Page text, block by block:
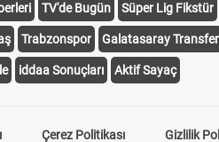
TV'de Bugün Süper Lig Fikstür
Trabzonspor Galatasaray Transfer
iddaa Sonuçları Aktif Sayaç
Çerez Politikası Gizlilik